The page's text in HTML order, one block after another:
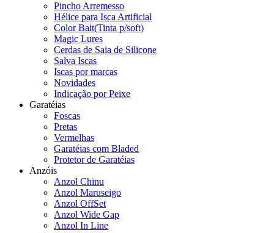
Pincho Arremesso
Hélice para Isca Artificial
Color Bait(Tinta p/soft)
Magic Lures
Cerdas de Saia de Silicone
Salva Iscas
Iscas por marcas
Novidades
Indicação por Peixe
Garatéias
Foscas
Pretas
Vermelhas
Garatéias com Bladed
Protetor de Garatéias
Anzóis
Anzol Chinu
Anzol Maruseigo
Anzol OffSet
Anzol Wide Gap
Anzol In Line